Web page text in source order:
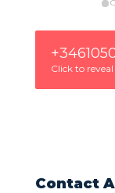
Click to
Contact